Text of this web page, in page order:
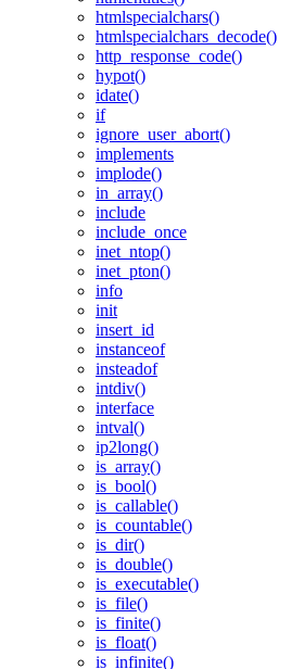
htmlspecialchars()
htmlspecialchars_decode()
http_response_code()
hypot()
idate()
if
ignore_user_abort()
implements
implode()
in_array()
include
include_once
inet_ntop()
inet_pton()
info
init
insert_id
instanceof
insteadof
intdiv()
interface
intval()
ip2long()
is_array()
is_bool()
is_callable()
is_countable()
is_dir()
is_double()
is_executable()
is_file()
is_finite()
is_float()
is_infinite()